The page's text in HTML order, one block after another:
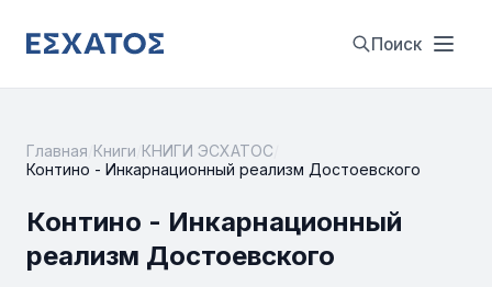
Поиск
Главная Книги КНИГИ ЭСХАТОС
Контино - Инкарнационный реализм Достоевского
Контино - Инкарнационный
реализм Достоевского